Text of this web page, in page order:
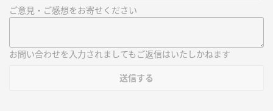
ご意見・ご感想をお寄せください
お問い合わせを入力されましてもご返信はいたしかねます
送信する